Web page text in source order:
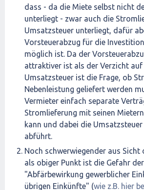
dass - da die Miete selbst nicht
unterliegt - zwar auch die
Umsatzsteuer unterliegt, dafür
Vorsteuerabzug für die
möglich ist. Da der
attraktiver ist als der Verzicht auf
Umsatzsteuer ist die Frage, ob
Nebenleistung geliefert werden
Vermieter einfach separate
Stromlieferung mit seinen
kann und dabei die
abführt.
Noch schwerwiegender aus Sicht
als obiger Punkt ist die Gefahr der
"Abfärbewirkung gewerblicher
übrigen Einkünfte" (wie z.B. hier